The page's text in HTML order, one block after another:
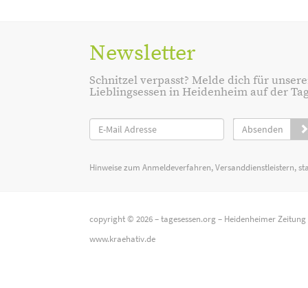
Newsletter
Schnitzel verpasst? Melde dich für
Lieblingsessen in Heidenheim auf der
Absenden
Hinweise zum Anmeldeverfahren, Versanddienstleistern,
copyright © 2026 –tagesessen.org– Heidenheimer Zeitung
www.kraehativ.de